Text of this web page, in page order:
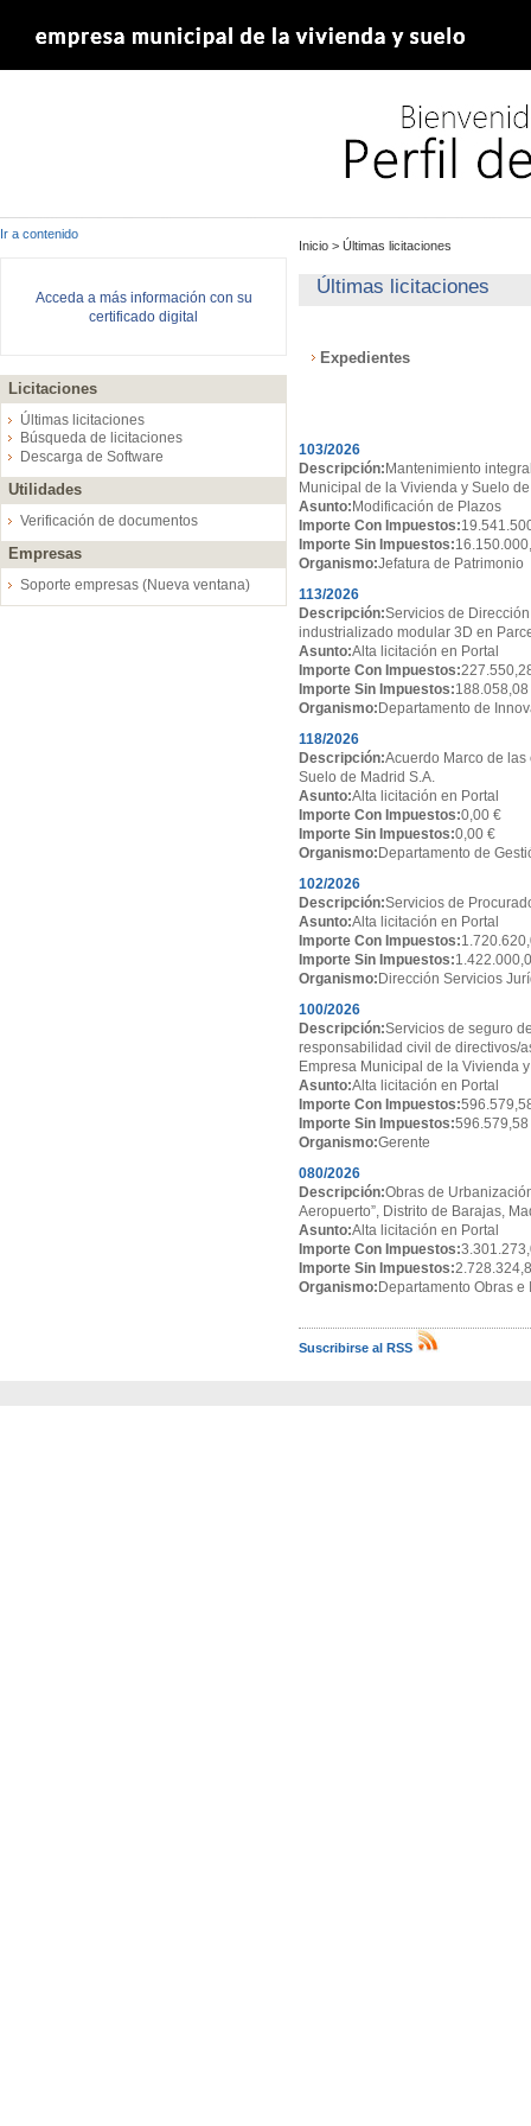
Ir a contenido
Acceda a más información con su
certificado digital
Licitaciones
Últimas licitaciones
Búsqueda de licitaciones
Descarga de Software
Utilidades
Verificación de documentos
Empresas
Soporte empresas (Nueva ventana)
Inicio > Últimas licitaciones
Últimas licitaciones
Expedientes
103/2026
Descripción: Mantenimiento
Municipal de la Vivienda y Suelo
Asunto: Modificación de Plazos
Importe Con Impuestos:
Importe Sin Impuestos:
Organismo:Jefatura de Patrimonio
113/2026
Descripción:Servicios de
industrializado modular 3D en
Asunto:Alta licitación en Portal
Importe Con Impuestos:
Importe Sin Impuestos:188.058,08
Organismo: Departamento de
118/2026
Descripción:Acuerdo Marco de
Suelo de Madrid S.A.
Asunto:Alta licitación en Portal
Importe Con Impuestos:0,00 €
Importe Sin Impuestos:0,00 €
Organismo: Departamento de
102/2026
Descripción:Servicios de
Asunto:Alta licitación en Portal
Importe Con Impuestos:
Importe Sin Impuestos:
Organismo: Dirección Servicios
100/2026
Descripción:Servicios de seguro
responsabilidad civil de directivos/
Empresa Municipal de la Vivienda
Asunto:Alta licitación en Portal
Importe Con Impuestos:
Importe Sin Impuestos:596.579,58
Organismo:Gerente
080/2026
Descripción:Obras de
Aeropuerto”, Distrito de Barajas,
Asunto:Alta licitación en Portal
Importe Con Impuestos:
Importe Sin Impuestos:
Organismo: Departamento Obras e
Suscribirse al RSS